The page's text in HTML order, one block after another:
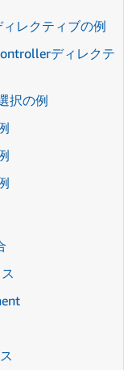
レクティブの例
ディレクテ
択の例